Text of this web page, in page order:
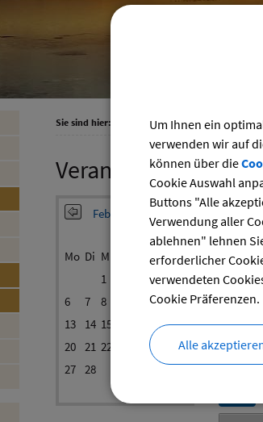
Sie sind hier: >Bürgerhaus>
Veranstaltungen im
Februar 2023
Mo Di Mi Sa So
1
4
5
6
7 8 11 12
13
14 15 18 19
20 21 22
26
27 28
Datum
bis:
Um Ihnen ein
verwenden wir auf
können über die
Cookie Auswahl
Buttons "Alle
Verwendung aller
ablehnen" lehnen
erforderlicher
verwendeten
Cookie Präferenzen.
Alle